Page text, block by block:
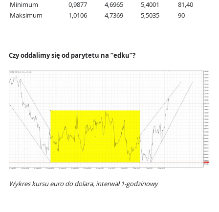
Minimum
0,9877 4,6965 5,4001
81,40
Maksimum
1,0106 4,7369 5,5035 90
Czy oddalimy się od parytetu na “edku”?
Wykres kursu euro do dolara, interwał 1-godzinowy